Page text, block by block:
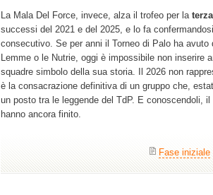
La Mala Del Force, invece, alza il trofeo per la
successi del 2021 e del 2025, e lo fa
consecutivo. Se per anni il Torneo di Palo ha avuto
Lemme o le Nutrie, oggi è impossibile non inserire
squadre simbolo della sua storia. Il 2026 non
è la consacrazione definitiva di un gruppo che,
un posto tra le leggende del TdP. E conoscendoli,
hanno ancora finito.
Fase iniziale